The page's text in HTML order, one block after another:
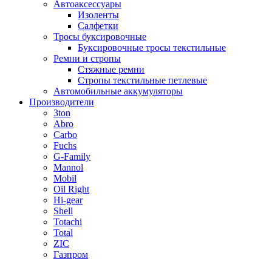
Автоаксессуары
Изоленты
Салфетки
Тросы буксировочные
Буксировочные тросы текстильные
Ремни и стропы
Стяжные ремни
Стропы текстильные петлевые
Автомобильные аккумуляторы
Производители
3ton
Abro
Carbo
Fuchs
G-Family
Mannol
Mobil
Oil Right
Hi-gear
Shell
Totachi
Total
ZIC
Газпром